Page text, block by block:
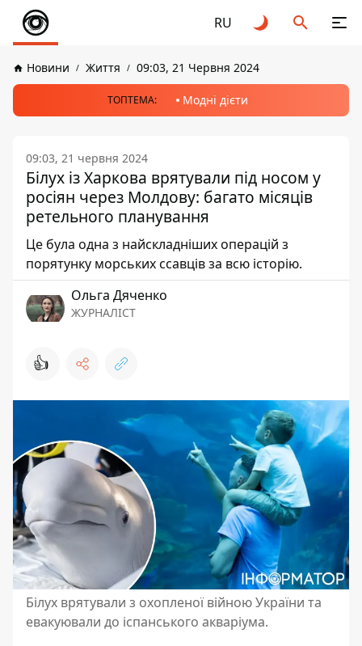
RU
Новини Життя 09:03, 21 Червня 2024
ТОПТЕМА: Модні дієти
09:03, 21 червня 2024
Білух із Харкова врятували під носом у
росіян через Молдову: багато місяців
ретельного планування
Це була одна з найскладніших операцій з
порятунку морських ссавців за всю історію.
Ольга Дяченко
ЖУРНАЛІСТ
👍
Білух врятували з охопленої війною України та
евакуювали до іспанського акваріума.